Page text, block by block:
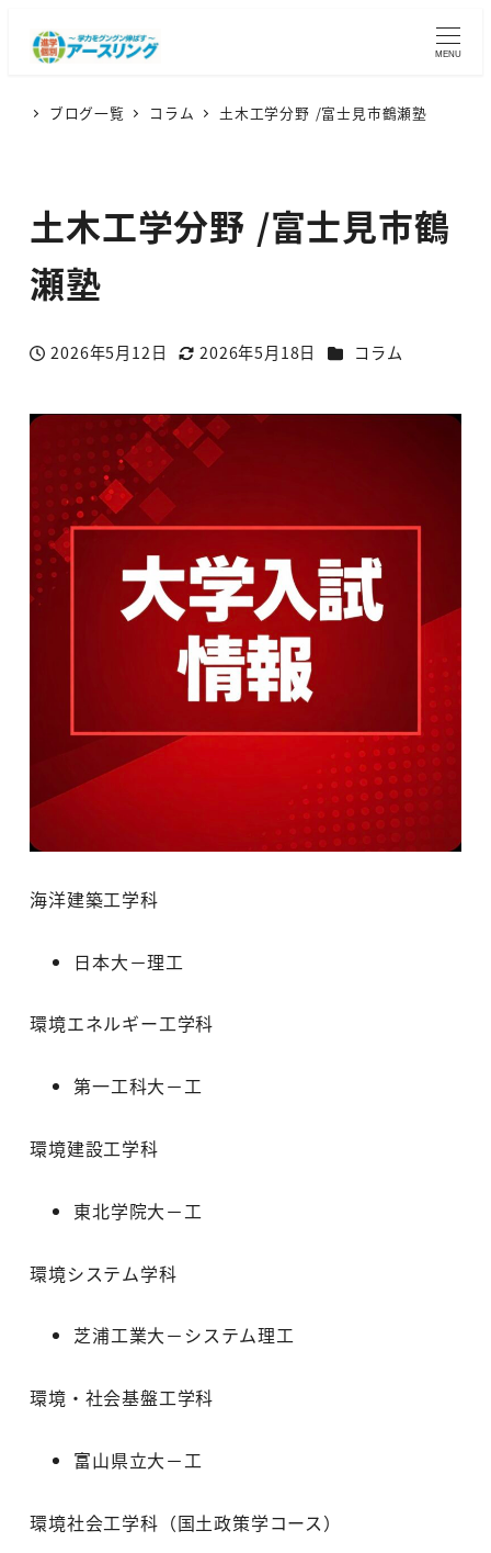
MENU
ブログ一覧 コラム 土木工学分野 /富士見市鶴瀬塾
土木工学分野 /富士見市鶴
瀬塾
投稿日
2026年5月12日
更新日
2026年5月18日 カテゴリー
コラム
海洋建築工学科
日本大－理工
環境エネルギー工学科
第一工科大－工
環境建設工学科
東北学院大－工
環境システム学科
芝浦工業大－システム理工
環境・社会基盤工学科
富山県立大－工
環境社会工学科（国土政策学コース）